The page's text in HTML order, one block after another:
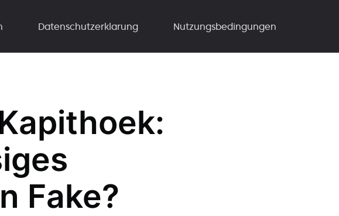
Datenschutzerklarung Nutzungsbedingungen
Fake?